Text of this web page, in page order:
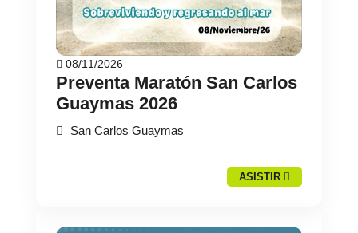
08/11/2026
Preventa Maratón San Carlos
Guaymas 2026
San Carlos Guaymas
ASISTIR